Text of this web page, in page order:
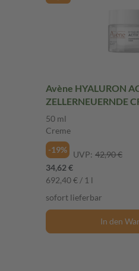
Avène HYALURON
50 ml
Creme
-19%
UVP: 42,90 €
34,62 €
692,40 € / 1 l
sofort lieferbar
In den